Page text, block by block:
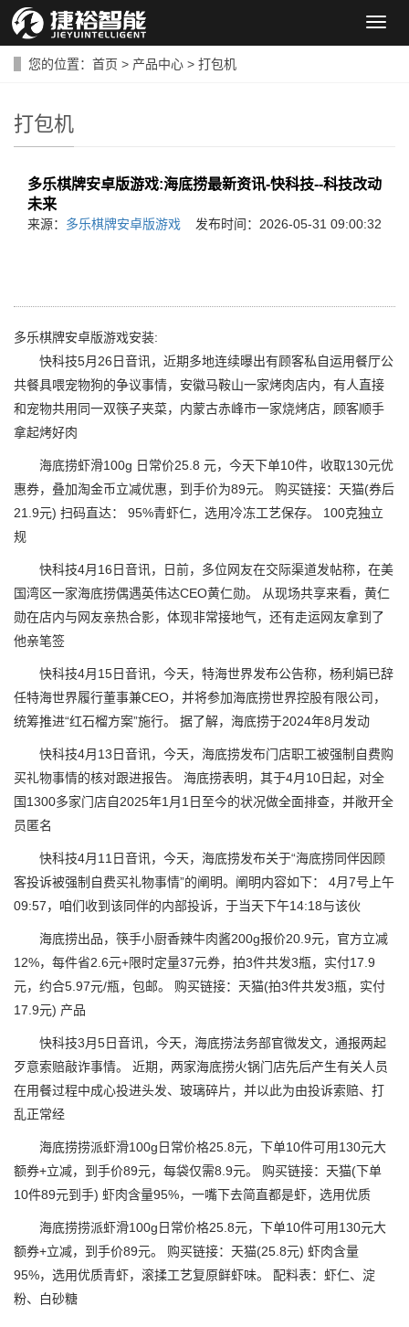
导
您的位置： 首页 > 产品中心 > 打包机
打包机
多乐棋牌安卓版游戏:海底捞最新资讯-快科技--科技改动
未来
来源： 多乐棋牌安卓版游戏 发布时间：2026-05-31 09:00:32
多乐棋牌安卓版游戏安装:
快科技5月26日音讯，近期多地连续曝出有顾客私自运用餐厅公
共餐具喂宠物狗的争议事情，安徽马鞍山一家烤肉店内，有人直接
和宠物共用同一双筷子夹菜，内蒙古赤峰市一家烧烤店，顾客顺手
拿起烤好肉
海底捞虾滑100g 日常价25.8 元，今天下单10件，收取130元优
惠券，叠加淘金币立减优惠，到手价为89元。 购买链接：天猫(券后
21.9元) 扫码直达： 95%青虾仁，选用冷冻工艺保存。 100克独立
规
快科技4月16日音讯，日前，多位网友在交际渠道发帖称，在美
国湾区一家海底捞偶遇英伟达CEO黄仁勋。 从现场共享来看，黄仁
勋在店内与网友亲热合影，体现非常接地气，还有走运网友拿到了
他亲笔签
快科技4月15日音讯，今天，特海世界发布公告称，杨利娟已辞
任特海世界履行董事兼CEO，并将参加海底捞世界控股有限公司，
统筹推进“红石榴方案”施行。 据了解，海底捞于2024年8月发动
快科技4月13日音讯，今天，海底捞发布门店职工被强制自费购
买礼物事情的核对跟进报告。 海底捞表明，其于4月10日起，对全
国1300多家门店自2025年1月1日至今的状况做全面排查，并敞开全
员匿名
快科技4月11日音讯，今天，海底捞发布关于“海底捞同伴因顾
客投诉被强制自费买礼物事情”的阐明。阐明内容如下： 4月7号上午
09:57，咱们收到该同伴的内部投诉，于当天下午14:18与该伙
海底捞出品，筷手小厨香辣牛肉酱200g报价20.9元，官方立减
12%，每件省2.6元+限时定量37元券，拍3件共发3瓶，实付17.9
元，约合5.97元/瓶，包邮。 购买链接：天猫(拍3件共发3瓶，实付
17.9元) 产品
快科技3月5日音讯，今天，海底捞法务部官微发文，通报两起
歹意索赔敲诈事情。 近期，两家海底捞火锅门店先后产生有关人员
在用餐过程中成心投进头发、玻璃碎片，并以此为由投诉索赔、打
乱正常经
海底捞捞派虾滑100g日常价格25.8元，下单10件可用130元大
额券+立减，到手价89元，每袋仅需8.9元。 购买链接：天猫(下单
10件89元到手) 虾肉含量95%，一嘴下去简直都是虾，选用优质
海底捞捞派虾滑100g日常价格25.8元，下单10件可用130元大
额券+立减，到手价89元。 购买链接：天猫(25.8元) 虾肉含量
95%，选用优质青虾，滚揉工艺复原鲜虾味。 配料表：虾仁、淀
粉、白砂糖